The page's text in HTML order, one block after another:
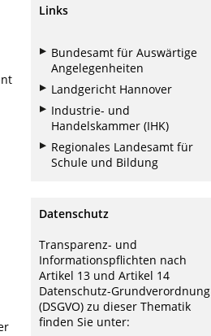
Links
Bundesamt für Auswärtige
Angelegenheiten
Landgericht Hannover
Industrie- und
Handelskammer (IHK)
Regionales Landesamt für
Schule und Bildung
Datenschutz
Transparenz- und
Informationspflichten nach
Artikel 13 und Artikel 14
Datenschutz-Grundverordnung
(DSGVO) zu dieser Thematik
finden Sie unter: